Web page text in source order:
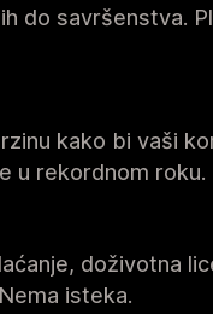
do savršenstva.
kako bi vaši
u rekordnom roku.
doživotna
isteka.